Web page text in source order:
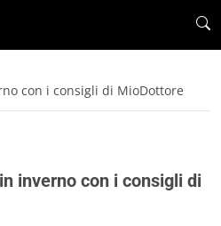
con i consigli di MioDottore
inverno con i consigli di